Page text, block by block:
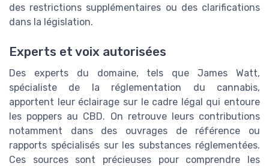
des restrictions supplémentaires ou des clarifications
dans la législation.
Experts et voix autorisées
Des experts du domaine, tels que James Watt,
spécialiste de la réglementation du cannabis,
apportent leur éclairage sur le cadre légal qui entoure
les poppers au CBD. On retrouve leurs contributions
notamment dans des ouvrages de référence ou
rapports spécialisés sur les substances réglementées.
Ces sources sont précieuses pour comprendre les